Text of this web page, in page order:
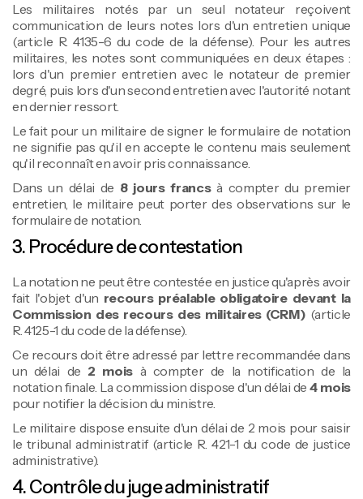
Les militaires notés par un seul notateur reçoivent
communication de leurs notes lors d'un entretien unique
(article R. 4135-6 du code de la défense). Pour les autres
militaires, les notes sont communiquées en deux étapes :
lors d'un premier entretien avec le notateur de premier
degré, puis lors d'un second entretien avec l'autorité notant
en dernier ressort.
Le fait pour un militaire de signer le formulaire de notation
ne signifie pas qu'il en accepte le contenu mais seulement
qu'il reconnaît en avoir pris connaissance.
Dans un délai de 8 jours francsà compter du premier
entretien, le militaire peut porter des observations sur le
formulaire de notation.
3. Procédure de contestation
La notation ne peut être contestée en justice qu'après avoir
fait l'objet d'un recours préalable obligatoire devant la
Commission des recours des militaires (CRM) (article
R. 4125-1 du code de la défense).
Ce recours doit être adressé par lettre recommandée dans
un délai de 2 mois à compter de la notification de la
notation finale. La commission dispose d'un délai de4 mois
pour notifier la décision du ministre.
Le militaire dispose ensuite d'un délai de 2 mois pour saisir
le tribunal administratif (article R. 421-1 du code de justice
administrative).
4. Contrôle du juge administratif